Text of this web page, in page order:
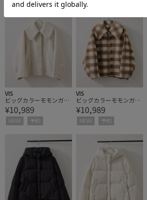
VIS
ビッグカラーモモンガシ
ャギーショートコート
¥10,989
NEW! 予約
VIS
ビッグカラーモモンガシ
ャギーショートコート
¥10,989
NEW! 予約